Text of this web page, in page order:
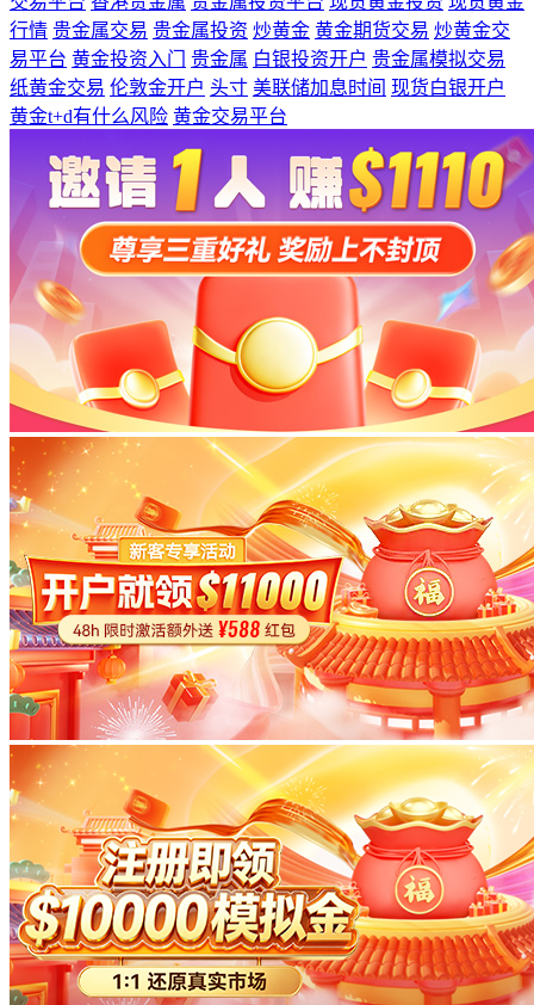
行情 贵金属交易 贵金属投资 炒黄金 黄金期货交易 炒黄金交
易平台 黄金投资入门 贵金属 白银投资开户 贵金属模拟交易
纸黄金交易 伦敦金开户 头寸 美联储加息时间 现货白银开户
黄金t+d有什么风险 黄金交易平台